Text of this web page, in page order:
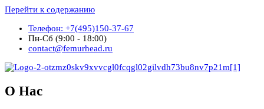
Перейти к содержанию
Телефон: +7(495)150-37-67
Пн-Сб (9:00 - 18:00)
contact@femurhead.ru
О Нас